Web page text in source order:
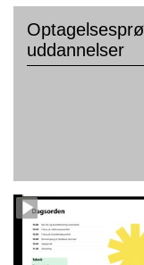
uddannelser